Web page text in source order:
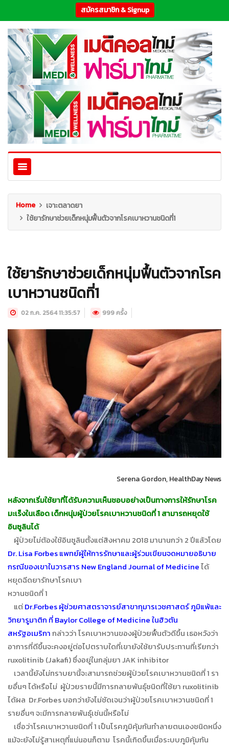
สมัครสมาชิก & Signup
Home
เจาะตลาดยา
ใช้ยารักษาช่วยเด็กหนุ่มฟื้นตัวจากโรคเบาหวานชนิดที่1
ใช้ยารักษาช่วยเด็กหนุ่มฟื้นตัวจากโรค
เบาหวานชนิดที่1
02 ก.ค. 2564 11:35:57 999 ครั้ง
Serena Gordon, HealthDay News
หลังจากเริ่มใช้ยาที่ได้รับความเห็นชอบอย่างเป็นทางการให้รักษาโรค
มะเร็งในเลือด เด็กหนุ่มผู้ป่วยโรคเบาหวานชนิดที่ 1 สามารถหยุดใช้
อินซูลินได้
ผู้ป่วยไม่ต้องใช้อินซูลินตั้งแต่สิงหาคม 2018 มานานกว่า 2 ปีแล้วโดย
Dr. Lisa Forbes แพทย์ผู้ให้การรักษาและผู้ร่วมเขียนจดหมายอธิบาย
กรณีของเขาในวารสาร New England Journal of Medicineได้
หยุดฉีดยารักษาโรคเบา
หวานชนิดที่ 1
แต่Dr.Forbes ผู้ช่วยศาสตราจารย์สาขากุมารเวชศาสตร์ ภูมิแพ้และ
วิทยารูมาติก ที่ Baylor College of Medicine ในฮิวตัน
สหรัฐอเมริกากล่าวว่า โรคเบาหวานของผู้ป่วยฟื้นตัวดีขึ้น เธอหวังว่า
อาการที่ดีขึ้นจะคงอยู่ต่อไปตราบใดที่เขายังใช้ยารับประทานที่เรียกว่า
ruxolitinib (Jakafi) ซึ่งอยู่ในกลุ่มยา JAK inhibitor
เวลานี้ยังไม่ทราบยานี้จะสามารถช่วยผู้ป่วยโรคเบาหวานชนิดที่ 1 รา
ยอื่นๆ ได้หรือไม่ ผู้ป่วยรายนี้มีการกลายพันธุ์ชนิดที่ใช้ยา ruxolitinib
ได้ผล Dr.Forbes บอกว่ายังไม่ชัดเจนว่าผู้ป่วยโรคเบาหวานชนิดที่ 1
รายอื่นๆ จะมีการกลายพันธุ์เช่นนี้หรือไม่
เชื่อว่าโรคเบาหวานชนิดที่ 1 เป็นโรคภูมิคุ้มกันทำลายตนเองชนิดหนึ่ง
แม้จะยังไม่รู้สาเหตุที่แน่นอนก็ตาม โรคนี้เกิดขึ้นเมื่อระบบภูมิคุ้มกัน